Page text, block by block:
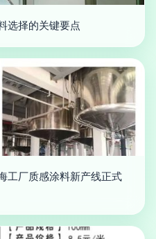
选择的关键要点
工厂质感涂料新产线正式